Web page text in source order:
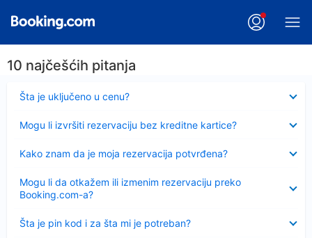
10 najčešćih pitanja
Šta je uključeno u cenu?
Sažeto
Mogu li izvršiti rezervaciju bez kreditne kartice?
Kako znam da je moja rezervacija potvrđena?
Mogu li da otkažem ili izmenim rezervaciju preko
Booking.com-a?
Šta je pin kod i za šta mi je potreban?
Sažeto